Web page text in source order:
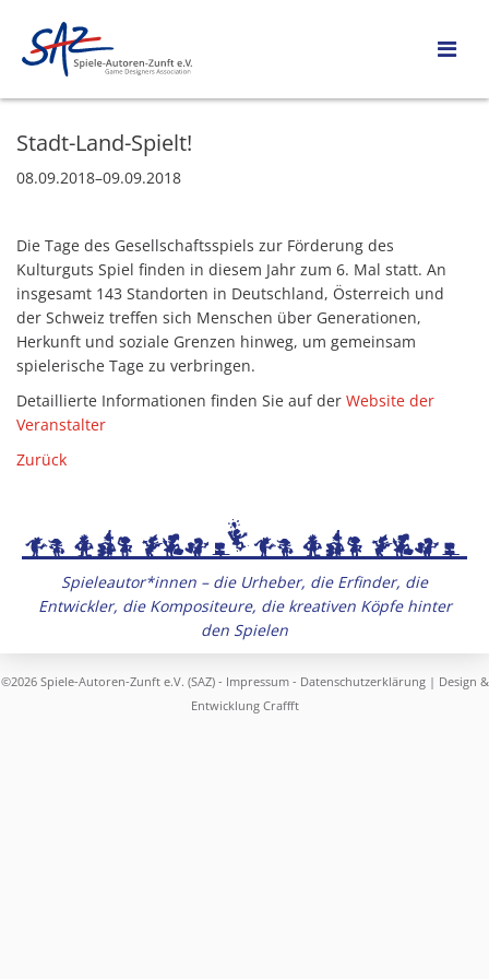
Stadt-Land-Spielt!
08.09.2018–09.09.2018
Die Tage des Gesellschaftsspiels zur Förderung des
Kulturguts Spiel finden in diesem Jahr zum 6. Mal statt. An
insgesamt 143 Standorten in Deutschland, Österreich und
der Schweiz treffen sich Menschen über Generationen,
Herkunft und soziale Grenzen hinweg, um gemeinsam
spielerische Tage zu verbringen.
Detaillierte Informationen finden Sie auf der Website der
Veranstalter
Zurück
Spieleautor*innen – die Urheber, die Erfinder, die
Entwickler, die Kompositeure, die kreativen Köpfe hinter
den Spielen
©2026 Spiele-Autoren-Zunft e.V. (SAZ) - Impressum- Datenschutzerklärung| Design &
Entwicklung Craffft